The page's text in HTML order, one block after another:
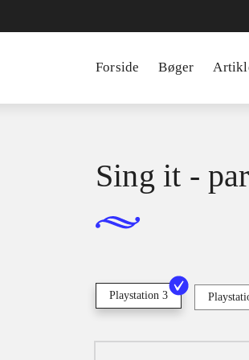
Forside Bøger
Sing it -
Playstation 3